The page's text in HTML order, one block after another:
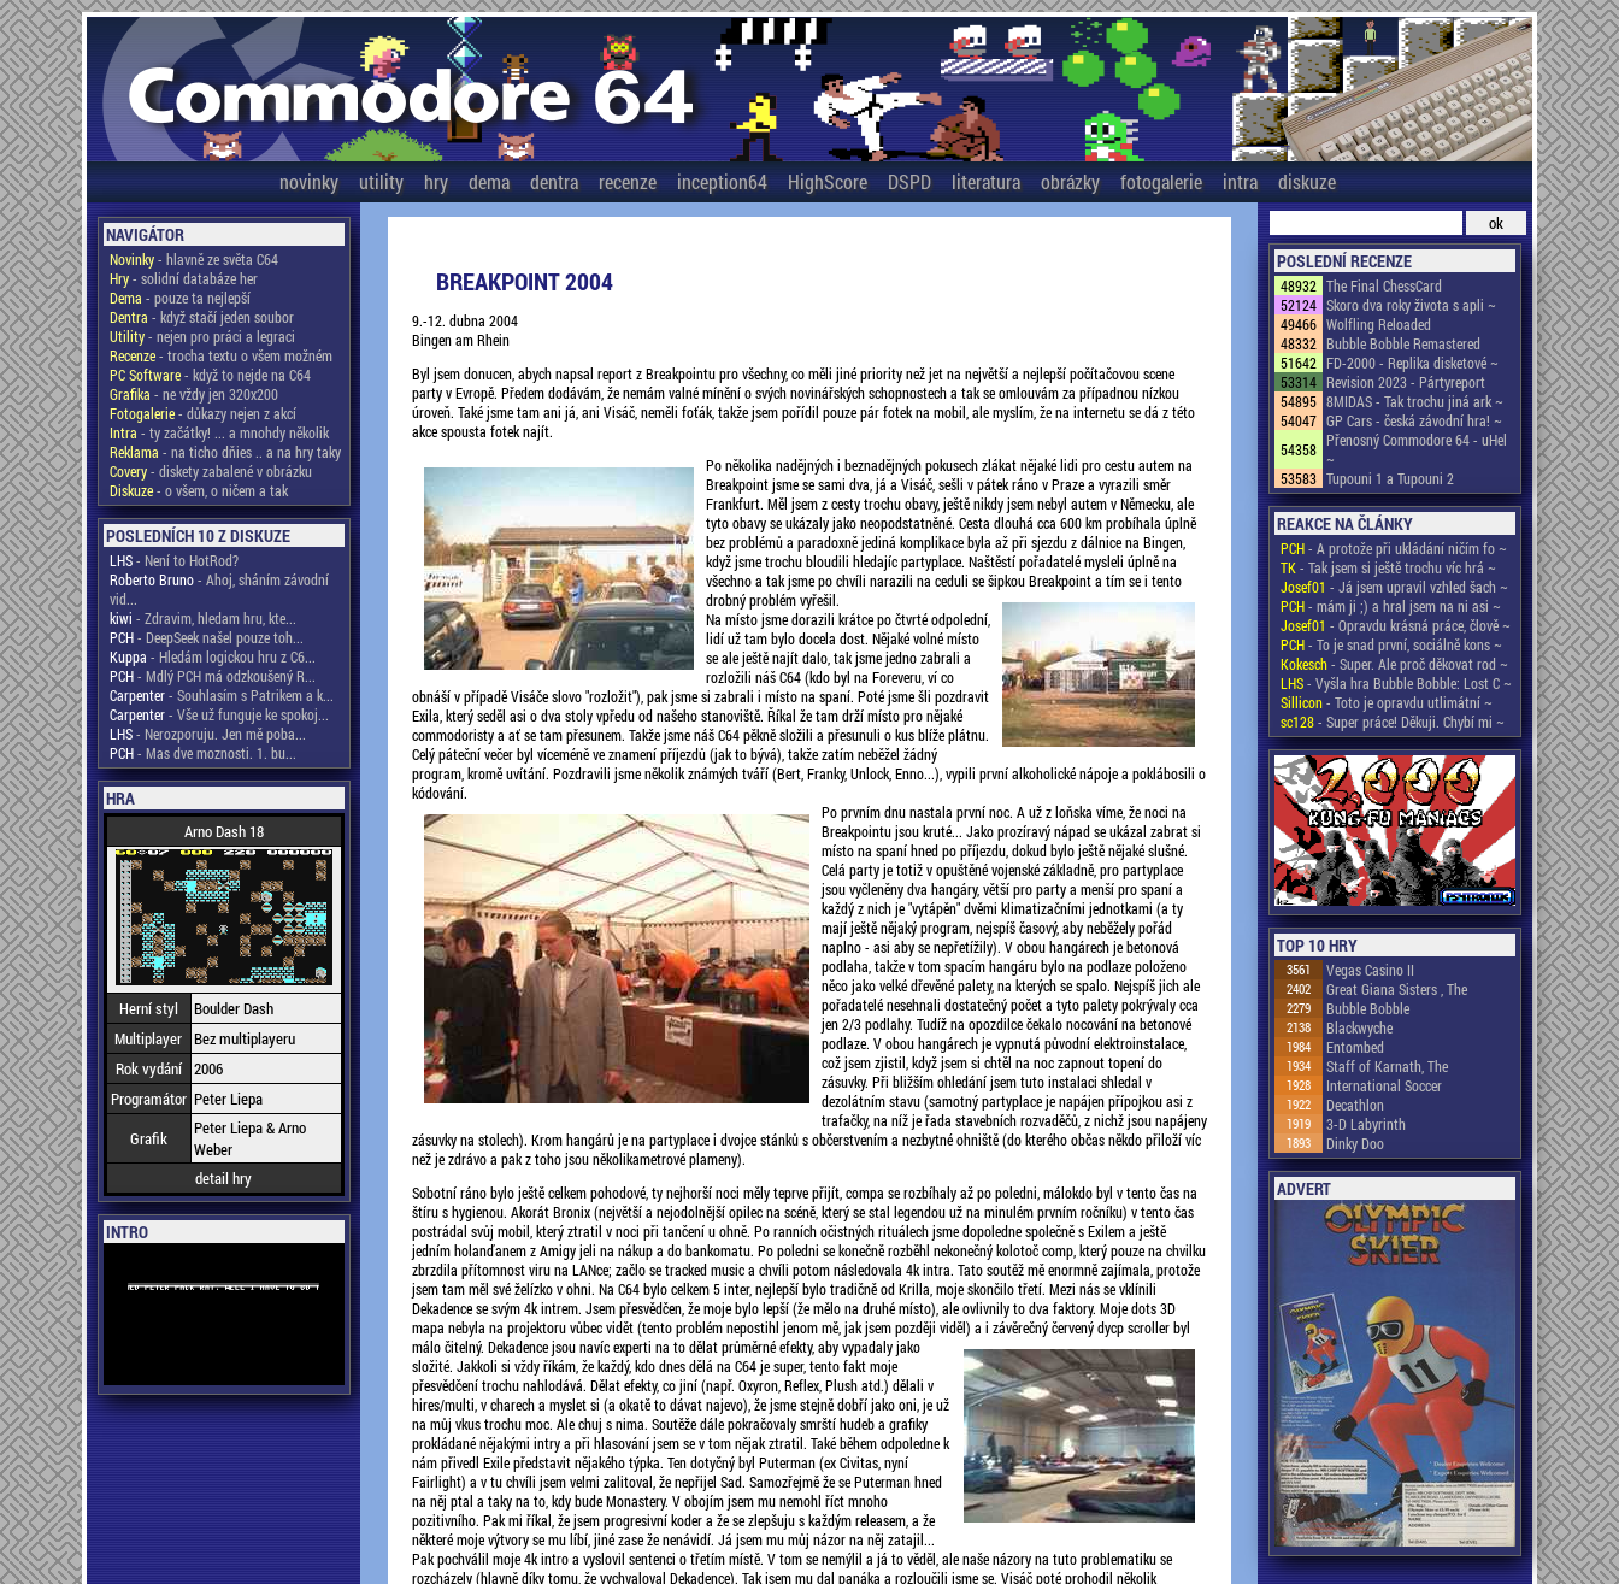
novinky utility hry dema dentra recenze inception64 HighScore DSPD literatura obrázky fotogalerie intra diskuze
NAVIGÁTOR
Novinky- hlavně ze světa C64
Hry- solidní databáze her
Dema - pouze ta nejlepší
Dentra - když stačí jeden soubor
Utility- nejen pro práci a legraci
Recenze- trocha textu o všem možném
PC Software- když to nejde na C64
Grafika - ne vždy jen 320x200
Fotogalerie- důkazy nejen z akcí
Intra - ty začátky! ... a mnohdy několik
Reklama - na ticho dňies .. a na hry taky
Covery- diskety zabalené v obrázku
Diskuze- o všem, o ničem a tak
POSLEDNÍCH 10 Z DISKUZE
LHS- Není to HotRod?
Roberto Bruno- Ahoj, sháním závodní
vid...
kiwi - Zdravim, hledam hru, kte...
PCH- DeepSeek našel pouze toh...
Kuppa - Hledám logickou hru z C6...
PCH- Mdlý PCH má odzkoušený R...
Carpenter- Souhlasím s Patrikem a k...
Carpenter- Vše už funguje ke spokoj...
LHS- Nerozporuju. Jen mě poba...
PCH- Mas dve moznosti. 1. bu...
HRA
Arno Dash 18
Herní styl
Boulder Dash
Multiplayer Bez multiplayeru
Rok vydání 2006
Programátor Peter Liepa
Grafik
Peter Liepa & Arno
Weber
detail hry
INTRO
BREAKPOINT 2004
9.-12. dubna 2004
Bingen am Rhein
Byl jsem donucen, abych napsal report z Breakpointu pro všechny, co měli jiné priority než jet na největší a nejlepší počítačovou scene
party v Evropě. Předem dodávám, že nemám valné mínění o svých novinářských schopnostech a tak se omlouvám za případnou nízkou
úroveň. Také jsme tam ani já, ani Visáč, neměli foťák, takže jsem pořídil pouze pár fotek na mobil, ale myslím, že na internetu se dá z této
akce spousta fotek najít.
Po několika nadějných i beznadějných pokusech zlákat nějaké lidi pro cestu autem na
Breakpoint jsme se sami dva, já a Visáč, sešli v pátek ráno v Praze a vyrazili směr
Frankfurt. Měl jsem z cesty trochu obavy, ještě nikdy jsem nebyl autem v Německu, ale
tyto obavy se ukázaly jako neopodstatněné. Cesta dlouhá cca 600 km probíhala úplně
bez problémů a paradoxně jediná komplikace byla až při sjezdu z dálnice na Bingen,
když jsme trochu bloudili hledajíc partyplace. Naštěstí pořadatelé mysleli úplně na
všechno a tak jsme po chvíli narazili na ceduli se šipkou Breakpoint a tím se i tento
drobný problém vyřešil.
Na místo jsme dorazili krátce po čtvrté odpolední,
lidí už tam bylo docela dost. Nějaké volné místo
se ale ještě najít dalo, tak jsme jedno zabrali a
rozložili náš C64 (kdo byl na Foreveru, ví co
obnáší v případě Visáče slovo "rozložit"), pak jsme si zabrali i místo na spaní. Poté jsme šli pozdravit
Exila, který seděl asi o dva stoly vpředu od našeho stanoviště. Říkal že tam drží místo pro nějaké
commodoristy a ať se tam přesunem. Takže jsme náš C64 pěkně složili a přesunuli o kus blíže plátnu.
Celý páteční večer byl víceméně ve znamení příjezdů (jak to bývá), takže zatím neběžel žádný
program, kromě uvítání. Pozdravili jsme několik známých tváří (Bert, Franky, Unlock, Enno...), vypili první alkoholické nápoje a poklábosili o
kódování.
Po prvním dnu nastala první noc. A už z loňska víme, že noci na
Breakpointu jsou kruté... Jako prozíravý nápad se ukázal zabrat si
místo na spaní hned po příjezdu, dokud bylo ještě nějaké slušné.
Celá party je totiž v opuštěné vojenské základně, pro partyplace
jsou vyčleněny dva hangáry, větší pro party a menší pro spaní a
každý z nich je "vytápěn" dvěmi klimatizačními jednotkami (a ty
mají ještě nějaký program, nejspíš časový, aby neběžely pořád
naplno - asi aby se nepřetížily). V obou hangárech je betonová
podlaha, takže v tom spacím hangáru bylo na podlaze položeno
něco jako velké dřevěné palety, na kterých se spalo. Nejspíš jich ale
pořadatelé nesehnali dostatečný počet a tyto palety pokrývaly cca
jen 2/3 podlahy. Tudíž na opozdilce čekalo nocování na betonové
podlaze. V obou hangárech je vypnutá původní elektroinstalace,
což jsem zjistil, když jsem si chtěl na noc zapnout topení do
zásuvky. Při bližším ohledání jsem tuto instalaci shledal v
dezolátním stavu (samotný partyplace je napájen přípojkou asi z
trafačky, na níž je řada stavebních rozvaděčů, z nichž jsou napájeny
zásuvky na stolech). Krom hangárů je na partyplace i dvojce stánků s občerstvením a nezbytné ohniště (do kterého občas někdo přiloží víc
než je zdrávo a pak z toho jsou několikametrové plameny).
Sobotní ráno bylo ještě celkem pohodové, ty nejhorší noci měly teprve přijít, compa se rozbíhaly až po poledni, málokdo byl v tento čas na
štíru s hygienou. Akorát Bronix (největší a nejodolnější opilec na scéně, který se stal legendou už na minulém prvním ročníku) v tento čas
postrádal svůj mobil, který ztratil v noci při tančení u ohně. Po ranních očistných rituálech jsme dopoledne společně s Exilem a ještě
jedním holanďanem z Amigy jeli na nákup a do bankomatu. Po poledni se konečně rozběhl nekonečný kolotoč comp, který pouze na chvilku
zbrzdila přítomnost viru na LANce; začlo se tracked music a chvíli potom následovala 4k intra. Tato soutěž mě enormně zajímala, protože
jsem tam měl své želízko v ohni. Na C64 bylo celkem 5 inter, nejlepší bylo tradičně od Krilla, moje skončilo třetí. Mezi nás se vklínili
Dekadence se svým 4k intrem. Jsem přesvědčen, že moje bylo lepší (že mělo na druhé místo), ale ovlivnily to dva faktory. Moje dots 3D
mapa nebyla na projektoru vůbec vidět (tento problém nepostihl jenom mě, jak jsem později viděl) a i závěrečný červený dycp scroller byl
málo čitelný. Dekadence jsou navíc experti na to dělat průměrné efekty, aby vypadaly jako
složité. Jakkoli si vždy říkám, že každý, kdo dnes dělá na C64 je super, tento fakt moje
přesvědčení trochu nahlodává. Dělat efekty, co jiní (např. Oxyron, Reflex, Plush atd.) dělali v
hires/multi, v charech a myslet si (a okatě to dávat najevo), že jsme stejně dobří jako oni, je už
na můj vkus trochu moc. Ale chuj s nima. Soutěže dále pokračovaly smrští hudeb a grafiky
prokládané nějakými intry a při hlasování jsem se v tom nějak ztratil. Také během odpoledne k
nám přivedl Exile představit nějakého týpka. Ten dotyčný byl Puterman (ex Civitas, nyní
Fairlight) a v tu chvíli jsem velmi zalitoval, že nepřijel Sad. Samozřejmě že se Puterman hned
na něj ptal a taky na to, kdy bude Monastery. V obojím jsem mu nemohl říct mnoho
pozitivního. Pak mi říkal, že jsem progresivní koder a že se zlepšuju s každým releasem, a že
některé moje výtvory se mu líbí, jiné zase že nenávidí. Já jsem mu můj názor na něj zatajil...
Pak pochválil moje 4k intro a vyslovil sentenci o třetím místě. V tom se nemýlil a já to věděl, ale naše názory na tuto problematiku se
rozcházely (hlavně díky tomu, že vychvaloval Dekadence). Tak jsem mu dal panáka a rozloučili jsme se. Visáč poté prohodil několik
POSLEDNÍ RECENZE
48932 The Final ChessCard
52124 Skoro dva roky života s apli ~
49466 Wolfling Reloaded
48332 Bubble Bobble Remastered
51642 FD-2000 - Replika disketové ~
53314 Revision 2023 - Pártyreport
54895 8MIDAS - Tak trochu jiná ark ~
54047 GP Cars - česká závodní hra! ~
54358 Přenosný Commodore 64 - uHel
~
53583 Tupouni 1 a Tupouni 2
REAKCE NA ČLÁNKY
PCH- A protože při ukládání ničím fo ~
TK- Tak jsem si ještě trochu víc hrá ~
Josef01 - Já jsem upravil vzhled šach ~
PCH- mám ji ;) a hral jsem na ni asi ~
Josef01 - Opravdu krásná práce, člově ~
PCH- To je snad první, sociálně kons ~
Kokesch- Super. Ale proč děkovat rod ~
LHS- Vyšla hra Bubble Bobble: Lost C ~
Sillicon- Toto je opravdu utlimátní ~
sc128- Super práce! Děkuji. Chybí mi ~
TOP 10 HRY
3561 Vegas Casino II
2402 Great Giana Sisters , The
2279 Bubble Bobble
2138 Blackwyche
1984 Entombed
1934 Staff of Karnath, The
1928 International Soccer
1922 Decathlon
1919 3-D Labyrinth
1893 Dinky Doo
ADVERT